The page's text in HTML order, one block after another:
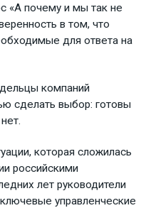
«А почему и мы так не
в том, что
для ответа на
компаний
сделать выбор: готовы
которая сложилась
российскими
лет руководители
управленческие